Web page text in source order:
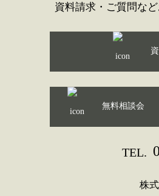
資料請求・ご質問な
無料相談会
TEL.
株